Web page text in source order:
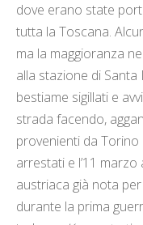
dove erano state
tutta la Toscana.
ma la maggioranza
alla stazione di
bestiame sigillati e
strada facendo,
provenienti da
arrestati e l’11
austriaca già nota
durante la prima